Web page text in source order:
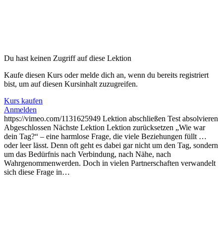
Du hast keinen Zugriff auf diese Lektion
Kaufe diesen Kurs oder melde dich an, wenn du bereits registriert
bist, um auf diesen Kursinhalt zuzugreifen.
Kurs kaufen
Anmelden
https://vimeo.com/1131625949 Lektion abschließen Test absolvieren
Abgeschlossen Nächste Lektion Lektion zurücksetzen „Wie war
dein Tag?“ – eine harmlose Frage, die viele Beziehungen füllt …
oder leer lässt. Denn oft geht es dabei gar nicht um den Tag, sondern
um das Bedürfnis nach Verbindung, nach Nähe, nach
Wahrgenommenwerden. Doch in vielen Partnerschaften verwandelt
sich diese Frage in…